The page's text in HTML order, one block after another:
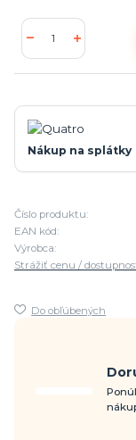
Nákup na splátky
Číslo produktu:
EAN kód:
Výrobca:
Strážiť cenu /
Do obľúbených